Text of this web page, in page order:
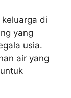
di
yang
usia.
air yang